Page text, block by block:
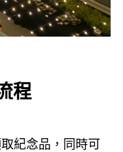
程
紀念品，同時可